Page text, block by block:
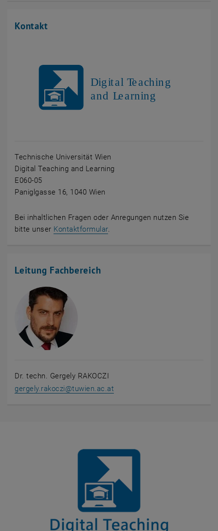
Kontakt
Technische Universität Wien
Digital Teaching and Learning
E060-05
Paniglgasse 16, 1040 Wien
Bei inhaltlichen Fragen oder Anregungen nutzen Sie
bitte unser Kontaktformular.
Leitung Fachbereich
Dr. techn. Gergely RAKOCZI
gergely.rakoczi@tuwien.ac.at